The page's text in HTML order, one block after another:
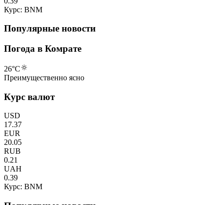
Курс: BNM
Популярные новости
Погода в Комрате
26°C
Преимущественно ясно
Курс валют
USD
17.37
EUR
20.05
RUB
0.21
UAH
0.39
Курс: BNM